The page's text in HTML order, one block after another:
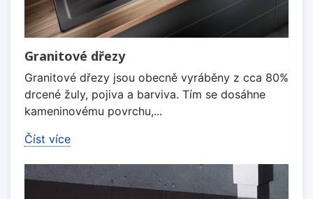
Granitové dřezy
Granitové dřezy jsou obecně vyráběny z cca 80%
drcené žuly, pojiva a barviva. Tím se dosáhne
kameninovému povrchu,...
Číst více